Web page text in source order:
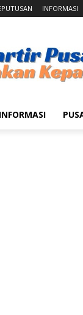
INFORMASI
INFORMASI